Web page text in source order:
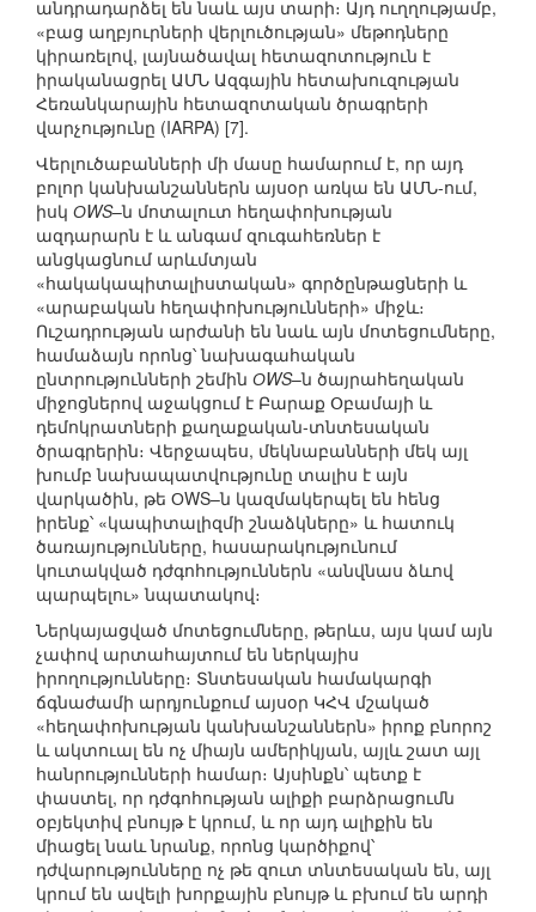
անդրադարձել են նաև այս տարի։ Այդ ուղղությամբ,
«բաց աղբյուրների վերլուծության» մեթոդները
կիրառելով, լայնածավալ հետազոտություն է
իրականացրել ԱՄՆ Ազգային հետախուզության
Հեռանկարային հետազոտական ծրագրերի
վարչությունը (IARPA) [7].
Վերլուծաբանների մի մասը համարում է, որ այդ
բոլոր կանխանշաններն այսօր առկա են ԱՄՆ-ում,
իսկ ОWS–ն մոտալուտ հեղափոխության
ազդարարն է և անգամ զուգահեռներ է
անցկացնում արևմտյան
«հակակապիտալիստական» գործընթացների և
«արաբական հեղափոխությունների» միջև։
Ուշադրության արժանի են նաև այն մոտեցումները,
համաձայն որոնց՝ նախագահական
ընտրությունների շեմին ОWS–ն ծայրահեղական
միջոցներով աջակցում է Բարաք Օբամայի և
դեմոկրատների քաղաքական-տնտեսական
ծրագրերին։ Վերջապես, մեկնաբանների մեկ այլ
խումբ նախապատվությունը տալիս է այն
վարկածին, թե ОWS–ն կազմակերպել են հենց
իրենք՝ «կապիտալիզմի շնաձկները» և հատուկ
ծառայությունները, հասարակությունում
կուտակված դժգոհություններն «անվնաս ձևով
պարպելու» նպատակով։
Ներկայացված մոտեցումները, թերևս, այս կամ այն
չափով արտահայտում են ներկայիս
իրողությունները։ Տնտեսական համակարգի
ճգնաժամի արդյունքում այսօր ԿՀՎ մշակած
«հեղափոխության կանխանշաններն» իրոք բնորոշ
և ակտուալ են ոչ միայն ամերիկյան, այլև շատ այլ
հանրությունների համար։ Այսինքն՝ պետք է
փաստել, որ դժգոհության ալիքի բարձրացումն
օբյեկտիվ բնույթ է կրում, և որ այդ ալիքին են
միացել նաև նրանք, որոնց կարծիքով՝
դժվարությունները ոչ թե զուտ տնտեսական են, այլ
կրում են ավելի խորքային բնույթ և բխում են արդի